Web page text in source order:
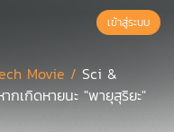
เข้าสู่ระบบ
Movie / Sci &
กเกิดหายนะ "พายุสุริยะ"